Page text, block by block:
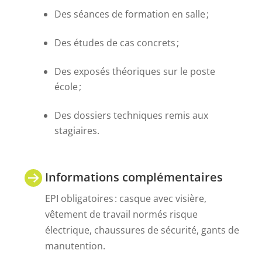
Des séances de formation en salle ;
Des études de cas concrets ;
Des exposés théoriques sur le poste
école ;
Des dossiers techniques remis aux
stagiaires.
Informations complémentaires
EPI obligatoires : casque avec visière,
vêtement de travail normés risque
électrique, chaussures de sécurité, gants de
manutention.